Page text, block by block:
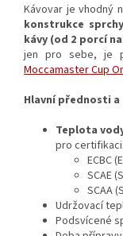
Kávovar je vhodný
konstrukce
kávy (od 2 porcí
jen pro sebe, je
Moccamaster Cup
Hlavní přednosti
Teplota
pro certifikaci:
ECBC
SCAE
SCAA
Udržovací
Podsvícené